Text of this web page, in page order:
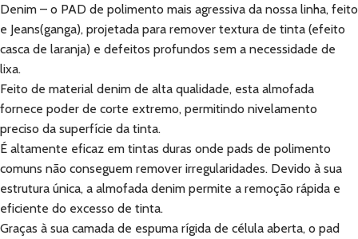
Denim – o PAD de polimento mais agressiva da nossa linha, feito
e Jeans(ganga), projetada para remover textura de tinta (efeito
casca de laranja) e defeitos profundos sem a necessidade de
lixa.
Feito de material denim de alta qualidade, esta almofada
fornece poder de corte extremo, permitindo nivelamento
preciso da superfície da tinta.
É altamente eficaz em tintas duras onde pads de polimento
comuns não conseguem remover irregularidades. Devido à sua
estrutura única, a almofada denim permite a remoção rápida e
eficiente do excesso de tinta.
Graças à sua camada de espuma rígida de célula aberta, o pad